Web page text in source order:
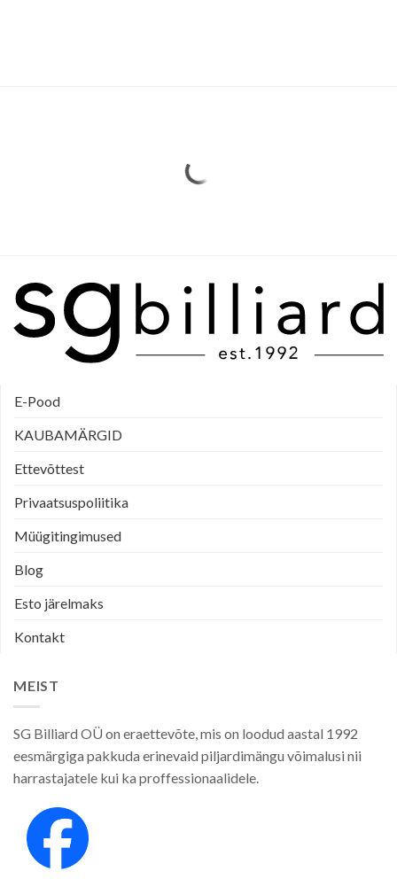
E-Pood
KAUBAMÄRGID
Ettevõttest
Privaatsuspoliitika
Müügitingimused
Blog
Esto järelmaks
Kontakt
MEIST
SG Billiard OÜ on eraettevõte, mis on loodud aastal 1992
eesmärgiga pakkuda erinevaid piljardimängu võimalusi nii
harrastajatele kui ka proffessionaalidele.